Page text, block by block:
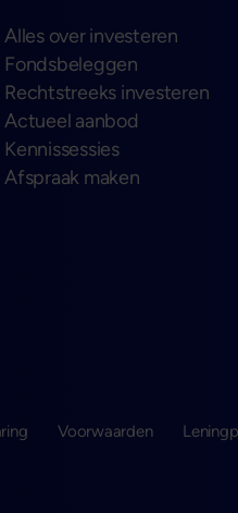
Alles over investeren
Fondsbeleggen
Rechtstreeks investeren
Actueel aanbod
Kennissessies
Afspraak maken
Voorwaarden